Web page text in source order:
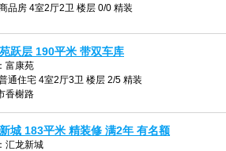
品房 4室2厅2卫 楼层 0/0 精装
跃层 190平米 带双车库
富康苑
通住宅 4室2厅3卫 楼层 2/5 精装
香榭路
城 183平米 精装修 满2年 有名额
汇龙新城